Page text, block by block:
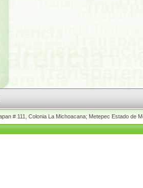
# 111, Colonia La Michoacana; Metepec Estado de